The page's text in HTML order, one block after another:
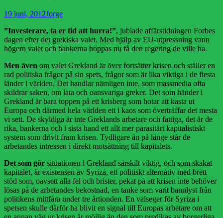
Publicerad
19 juni, 2012Författare
Jorge
”Investerare, ta er tid att hurra!”, jublade affärstidningen Forbes
dagen efter det grekiska valet. Med hjälp av EU-utpressning vann
högern valet och bankerna hoppas nu få den regering de ville ha.
Men även om valet Grekland är över fortsätter krisen och ställer en
rad politiska frågor på sin spets, frågor som är lika viktiga i de flesta
länder i världen. Det handlar nämligen inte, som massmedia ofta
skildrar saken, om lata och oansvariga greker. Det som händer i
Grekland är bara toppen på ett krisberg som hotar att kasta ut
Europa och därmed hela världen ett i kaos som överträffar det mesta
vi sett. De skyldiga är inte Greklands arbetare och fattiga, det är de
rika, bankerna och i sista hand ett allt mer parasitärt kapitalistiskt
system som drivit fram krisen. Tydligare än på länge står de
arbetandes intressen i direkt motsättning till kapitalets.
Det som gör situationen i Grekland särskilt viktig, och som skakat
kapitalet, är existensen av Syriza, ett politiskt alternativ med brett
stöd som, oavsett alla fel och brister, pekat på att krisen inte behöver
lösas på de arbetandes bekostnad, en tanke som varit bannlyst från
politikens mittfåra under tre årtionden. En valseger för Syriza i
spetsen skulle därför ha blivit en signal till Europas arbetare om att